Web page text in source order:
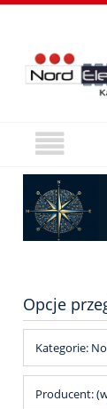
Opcje
Kategorie:
Producent: